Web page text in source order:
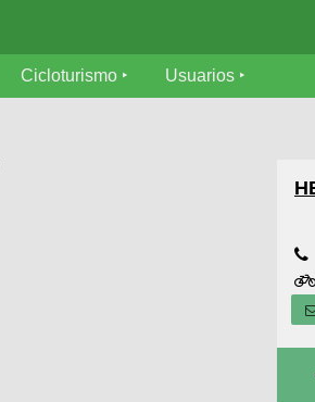
Cicloturismo Usuarios